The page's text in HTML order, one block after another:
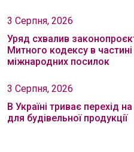
3 Серпня, 2026
Уряд схвалив
Митного кодексу в
міжнародних посилок
3 Серпня, 2026
В Україні триває перехід
для будівельної продукції